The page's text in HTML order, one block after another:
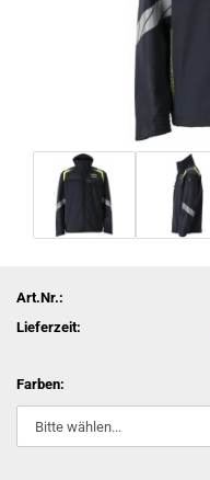
Art.Nr.:
Lieferzeit:
Farben: